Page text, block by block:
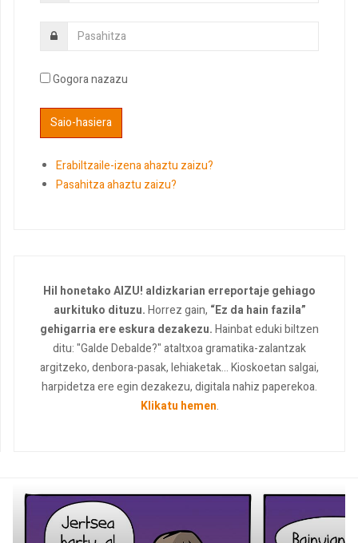
Gogora nazazu
Erabiltzaile-izena ahaztu zaizu?
Pasahitza ahaztu zaizu?
Hil honetako AIZU! aldizkarian erreportaje gehiago
aurkituko dituzu.Horrez gain, “Ez da hain fazila”
gehigarria ere eskura dezakezu.Hainbat eduki biltzen
ditu: "Galde Debalde?" ataltxoa gramatika-zalantzak
argitzeko, denbora-pasak, lehiaketak... Kioskoetan salgai,
harpidetza ere egin dezakezu, digitala nahiz paperekoa.
Klikatu hemen.